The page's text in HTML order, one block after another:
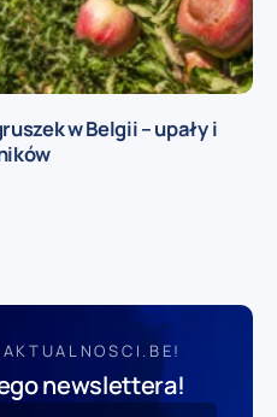
w Belgii – upały i
newslettera!